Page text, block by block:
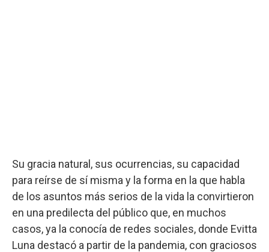
Su gracia natural, sus ocurrencias, su capacidad
para reírse de sí misma y la forma en la que habla
de los asuntos más serios de la vida la convirtieron
en una predilecta del público que, en muchos
casos, ya la conocía de redes sociales, donde Evitta
Luna destacó a partir de la pandemia, con graciosos